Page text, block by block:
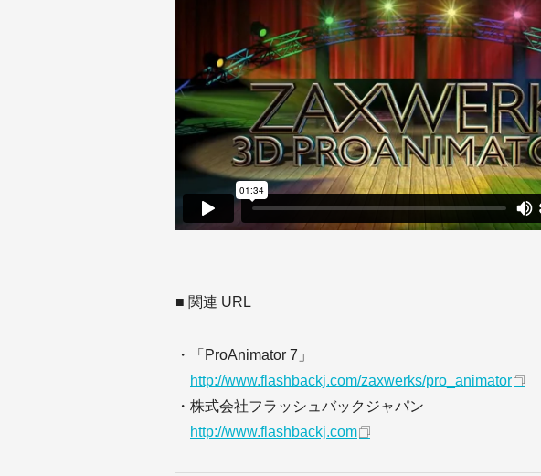
■ 関連 URL
・「ProAnimator 7」
http://www.flashbackj.com/zaxwerks/pro_animator
・株式会社フラッシュバックジャパン
http://www.flashbackj.com